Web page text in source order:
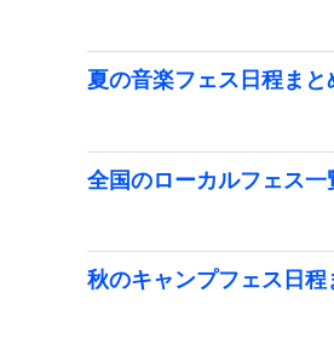
夏の音楽フェス日程まと
全国のローカルフェス一
秋のキャンプフェス日程